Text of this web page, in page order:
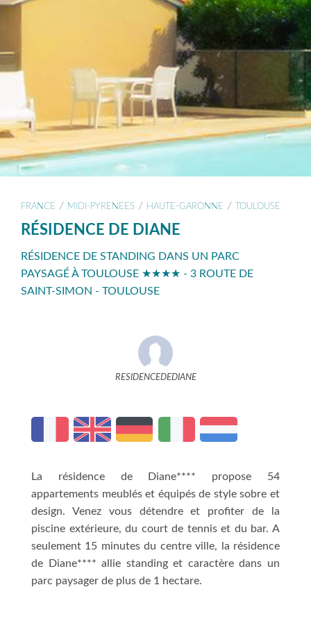
FRANCE / MIDI-PYRENEES / HAUTE-GARONNE / TOULOUSE
RÉSIDENCE DE DIANE
RÉSIDENCE DE STANDING DANS UN PARC
PAYSAGÉ À TOULOUSE ★★★★ - 3 ROUTE DE
SAINT-SIMON - TOULOUSE
RESIDENCEDEDIANE
La résidence de Diane**** propose 54
appartements meublés et équipés de style sobre et
design. Venez vous détendre et profiter de la
piscine extérieure, du court de tennis et du bar. A
seulement 15 minutes du centre ville, la résidence
de Diane**** allie standing et caractère dans un
parc paysager de plus de 1 hectare.